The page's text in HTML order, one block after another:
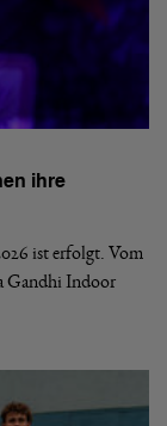
ihre
ist erfolgt. Vom
Gandhi Indoor